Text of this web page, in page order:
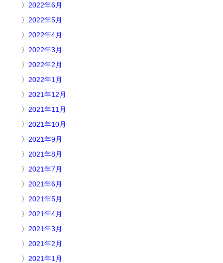
2022年6月
2022年5月
2022年4月
2022年3月
2022年2月
2022年1月
2021年12月
2021年11月
2021年10月
2021年9月
2021年8月
2021年7月
2021年6月
2021年5月
2021年4月
2021年3月
2021年2月
2021年1月